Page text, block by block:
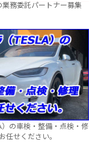
務委託パートナー募集
）の車検・整備・点検・修
任せください。